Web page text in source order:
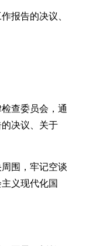
报告的决议、
查委员会，通
决议、关于
围，牢记空谈
义现代化国